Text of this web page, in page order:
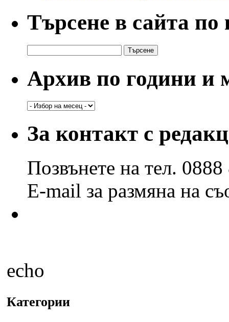
Търсене в сайта
за:
Архив по години и
Архив
и
месеци
За контакт с
Позвънете на тел.
E-mail за размяна на
echo
Категории